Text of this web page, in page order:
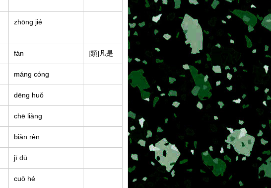
zhōng jié
fán [類]凡是
máng cóng
dēng huǒ
chē liàng
biàn rèn
jī dū
cuō hé